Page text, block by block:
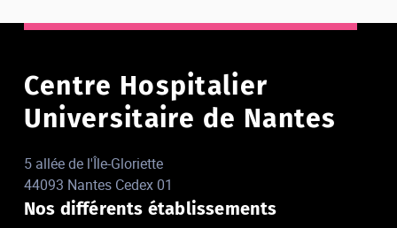
Centre Hospitalier
Universitaire de Nantes
5 allée de l'Île-Gloriette
44093 Nantes Cedex 01
Nos différents établissements